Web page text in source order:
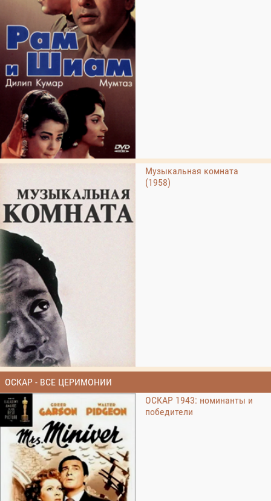
Музыкальная комната
(1958)
ОСКАР - ВСЕ ЦЕРИМОНИИ
ОСКАР 1943: номинанты и
победители